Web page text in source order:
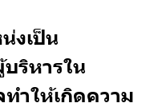
งเป็น
ริหารใน
ำให้เกิดความ